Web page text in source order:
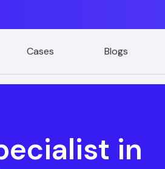
Cases Blogs
in